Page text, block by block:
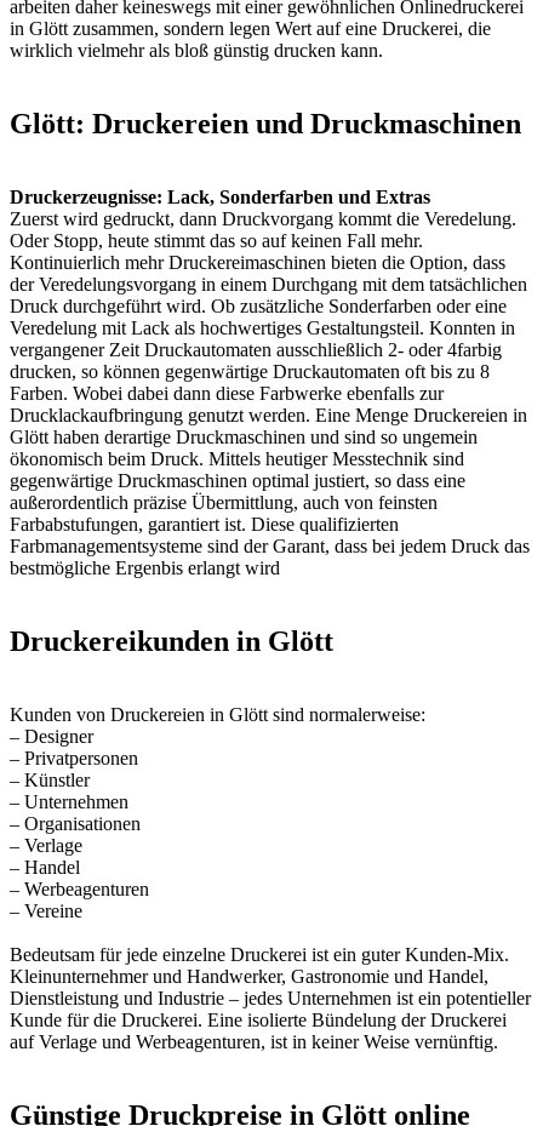
arbeiten daher keineswegs mit einer gewöhnlichen Onlinedruckerei
in Glött zusammen, sondern legen Wert auf eine Druckerei, die
wirklich vielmehr als bloß günstig drucken kann.
Glött: Druckereien und Druckmaschinen
Druckerzeugnisse: Lack, Sonderfarben und Extras
Zuerst wird gedruckt, dann Druckvorgang kommt die Veredelung.
Oder Stopp, heute stimmt das so auf keinen Fall mehr.
Kontinuierlich mehr Druckereimaschinen bieten die Option, dass
der Veredelungsvorgang in einem Durchgang mit dem tatsächlichen
Druck durchgeführt wird. Ob zusätzliche Sonderfarben oder eine
Veredelung mit Lack als hochwertiges Gestaltungsteil. Konnten in
vergangener Zeit Druckautomaten ausschließlich 2- oder 4farbig
drucken, so können gegenwärtige Druckautomaten oft bis zu 8
Farben. Wobei dabei dann diese Farbwerke ebenfalls zur
Drucklackaufbringung genutzt werden. Eine Menge Druckereien in
Glött haben derartige Druckmaschinen und sind so ungemein
ökonomisch beim Druck. Mittels heutiger Messtechnik sind
gegenwärtige Druckmaschinen optimal justiert, so dass eine
außerordentlich präzise Übermittlung, auch von feinsten
Farbabstufungen, garantiert ist. Diese qualifizierten
Farbmanagementsysteme sind der Garant, dass bei jedem Druck das
bestmögliche Ergenbis erlangt wird
Druckereikunden in Glött
Kunden von Druckereien in Glött sind normalerweise:
– Designer
– Privatpersonen
– Künstler
– Unternehmen
– Organisationen
– Verlage
– Handel
– Werbeagenturen
– Vereine
Bedeutsam für jede einzelne Druckerei ist ein guter Kunden-Mix.
Kleinunternehmer und Handwerker, Gastronomie und Handel,
Dienstleistung und Industrie – jedes Unternehmen ist ein potentieller
Kunde für die Druckerei. Eine isolierte Bündelung der Druckerei
auf Verlage und Werbeagenturen, ist in keiner Weise vernünftig.
Günstige Druckpreise in Glött online